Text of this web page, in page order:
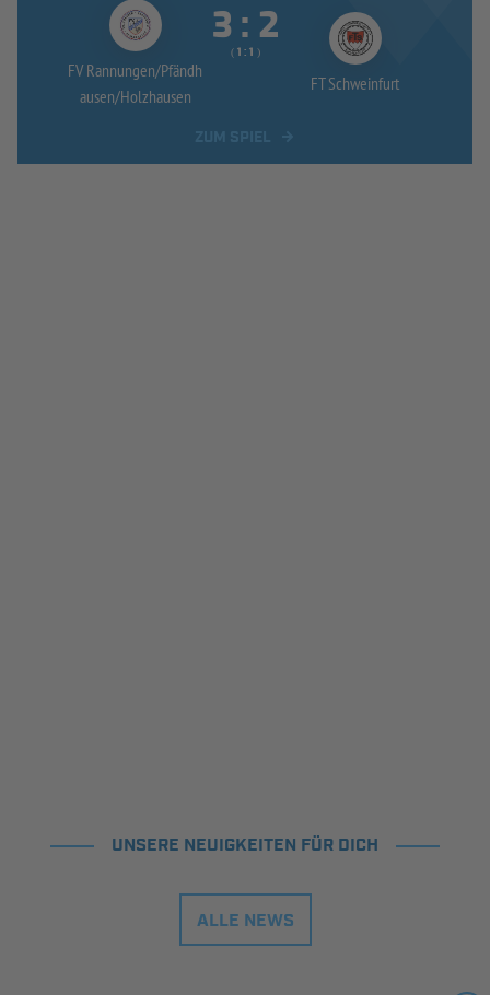
FV Rannungen/Pfändh
ausen/Holzhausen
 : 
(  :  )
FT Schweinfurt
UNSERE NEUIGKEITEN FÜR DICH
ALLE NEWS